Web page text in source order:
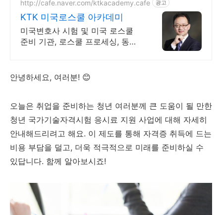
http://cafe.naver.com/ktkacademy.cafe 광고
KTK 미국로스쿨 아카데미
미국변호사 시험 및 미국 로스쿨
준비 기관, 로스쿨 프로세싱, 동영
안녕하세요, 여러분! 😊
오늘은 취업을 준비하는 청년 여러분께 큰 도움이 될 만한
청년 국가기술자격시험 응시료 지원 사업에 대해 자세히
안내해드리려고 해요. 이 제도를 통해 자격증 취득에 드는
비용 부담을 덜고, 더욱 적극적으로 미래를 준비하실 수
있답니다. 함께 알아보시죠!